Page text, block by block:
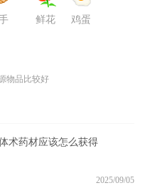
鲜花 鸡蛋
物品比较好
术药材应该怎么获得
2025/09/05